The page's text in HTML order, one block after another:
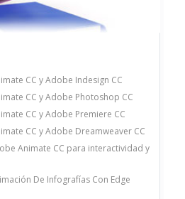
CC y Adobe Indesign CC
CC y Adobe Photoshop CC
CC y Adobe Premiere CC
CC y Adobe Dreamweaver CC
Animate CC para interactividad y
De Infografías Con Edge